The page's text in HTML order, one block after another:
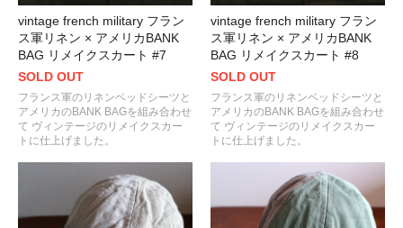
vintage french military フラン
ス軍リネン × アメリカBANK
BAG リメイクスカート #7
SOLD OUT
フランス軍のリネンベッドシーツと
アメリカのBANK BAGを組み合わせ
て ヴィンテージのリメイクスカー
トに仕上げました。
vintage french military フラン
ス軍リネン × アメリカBANK
BAG リメイクスカート #8
SOLD OUT
フランス軍のリネンベッドシーツと
アメリカのBANK BAGを組み合わせ
て ヴィンテージのリメイクスカー
トに仕上げました。